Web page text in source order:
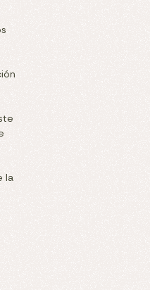
la